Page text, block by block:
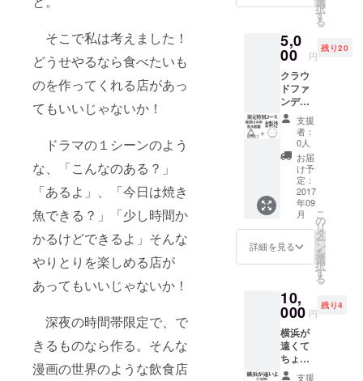
そこで私は考えました！
どうせやるなら食べたいも
のを作ってくれる店があっ
てもいいじゃないか！
ドラマの１シーンのよう
な、「こんなのある？」
「あるよ」、「今日は焼き
魚できる？」「少し時間か
かるけどできるよ」そんな
やりとりを楽しめる店が
あってもいいじゃないか！
深夜の時間帯限定で、で
きるものなら作る。そんな
漫画の世界のような飲食店
ご利用
けます
択
す
る
5,0
00 円
残り20
クラウ
ドファ
ンディ
ング限
定で
5000円
特別
コース
をご用
意しま
す。飲
み放題
とお食
事がつ
いてお
得です
の際は
ご予約
をお勧
めしま
す。
支援
者：
0人
お届
け予
定：
2017
年09
月
詳細を見る
こ
の
リ
タ
ー
ン
を
選
択
す
る
10,
000 円
残り4
横浜が
遠くて
ちょっ
と 岩手
支援